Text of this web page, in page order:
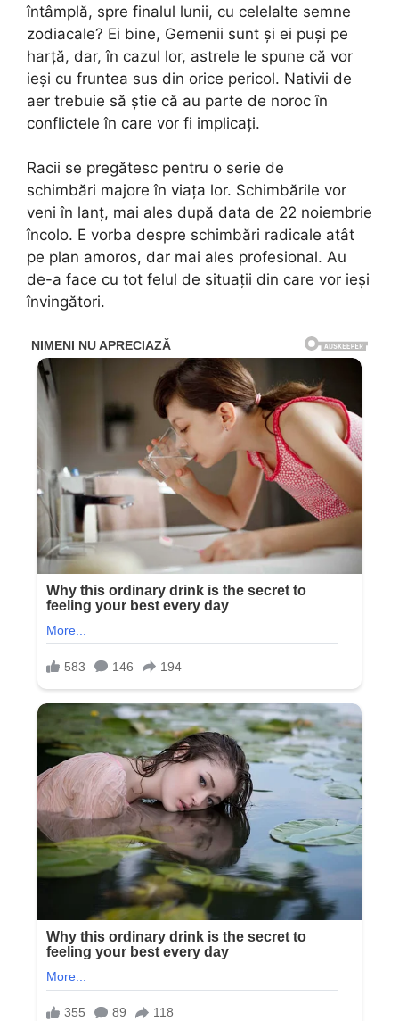
întâmplă, spre finalul lunii, cu celelalte semne
zodiacale? Ei bine, Gemenii sunt și ei puși pe
harță, dar, în cazul lor, astrele le spune că vor
ieși cu fruntea sus din orice pericol. Nativii de
aer trebuie să știe că au parte de noroc în
conflictele în care vor fi implicați.
Racii se pregătesc pentru o serie de
schimbări majore în viața lor. Schimbările vor
veni în lanț, mai ales după data de 22 noiembrie
încolo. E vorba despre schimbări radicale atât
pe plan amoros, dar mai ales profesional. Au
de-a face cu tot felul de situații din care vor ieși
învingători.